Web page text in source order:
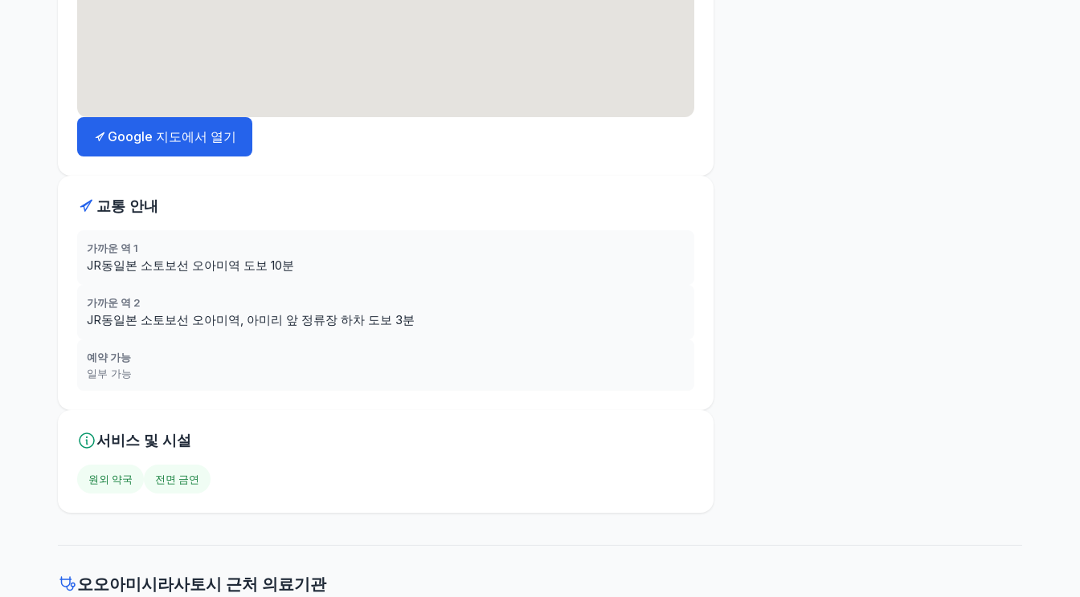
Google 지도에서 열기
교통 안내
가까운 역 1
JR동일본 소토보선 오아미역 도보 10분
가까운 역 2
JR동일본 소토보선 오아미역, 아미리 앞 정류장 하차 도보 3분
예약 가능
일부 가능
서비스 및 시설
원외 약국 전면 금연
오오아미시라사토시 근처 의료기관